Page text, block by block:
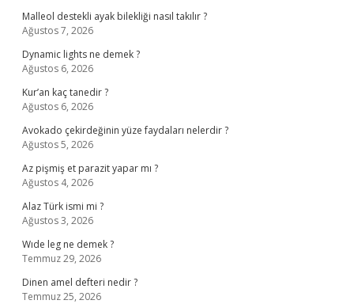
Malleol destekli ayak bilekliği nasıl takılır ?
Ağustos 7, 2026
Dynamic lights ne demek ?
Ağustos 6, 2026
Kur’an kaç tanedir ?
Ağustos 6, 2026
Avokado çekirdeğinin yüze faydaları nelerdir ?
Ağustos 5, 2026
Az pişmiş et parazit yapar mı ?
Ağustos 4, 2026
Alaz Türk ismi mi ?
Ağustos 3, 2026
Wıde leg ne demek ?
Temmuz 29, 2026
Dinen amel defteri nedir ?
Temmuz 25, 2026